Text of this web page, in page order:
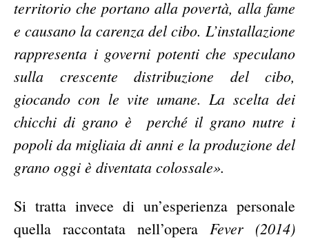
territorio che portano alla povertà, alla fame
e causano la carenza del cibo. L’installazione
rappresenta i governi potenti che speculano
sulla crescente distribuzione del cibo,
giocando con le vite umane. La scelta dei
chicchi di grano è perché il grano nutre i
popoli da migliaia di anni e la produzione del
grano oggi è diventata colossale».
Si tratta invece di un’esperienza personale
quella raccontata nell’opera Fever (2014)